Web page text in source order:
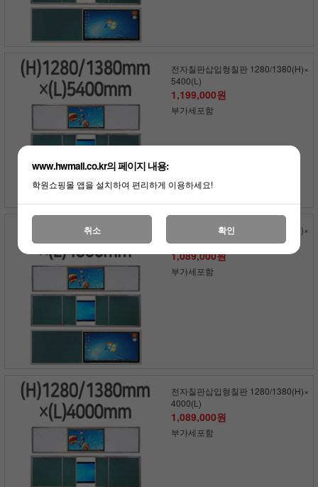
전자칠판삽입형칠판 1280/1380(H)×
5400(L)
1,199,000원
부가세포함
전자칠판삽입형칠판 1280/1380(H)×
4800(L)
1,089,000원
부가세포함
전자칠판삽입형칠판 1280/1380(H)×
4000(L)
1,089,000원
부가세포함
www.hwmall.co.kr의 페이지 내용:
학원쇼핑몰 앱을 설치하여 편리하게 이용하세요!
취소 확인